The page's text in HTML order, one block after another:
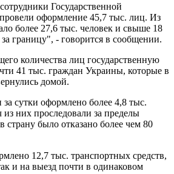
Государственной
оформление 45,7 тыс. лиц. Из
более 27,6 тыс. человек и свыше 18
границу", - говорится в сообщении.
количества лиц государственную
41 тыс. граждан Украины, которые в
домой.
сутки оформлено более 4,8 тыс.
из них проследовали за пределы
было отказано более чем 80
12,7 тыс. транспортных средств,
и на выезд почти в одинаковом